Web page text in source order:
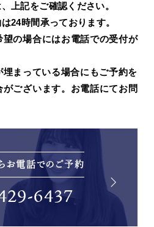
上記をご確認ください。
24時間承っております。
の場合にはお電話での受付が
まっている場合にもご予約を
ございます。お電話にてお問
お電話でのご予約
6437